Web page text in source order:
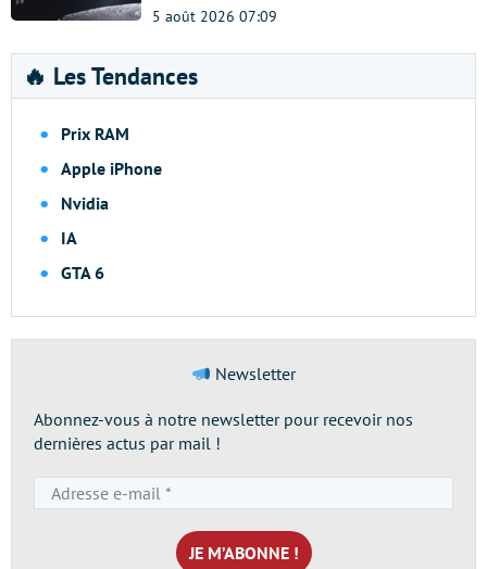
5 août 2026 07:09
🔥 Les Tendances
Prix RAM
Apple iPhone
Nvidia
IA
GTA 6
Newsletter
Abonnez-vous à notre newsletter pour recevoir nos
dernières actus par mail !
e-
mail
*